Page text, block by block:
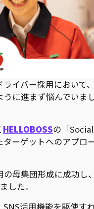
イバー採用において
に進まず悩んでいま
HELLOBOSSの「
ーゲットへのアプロ
母集団形成に成功し
した。
活用機能を駆使す